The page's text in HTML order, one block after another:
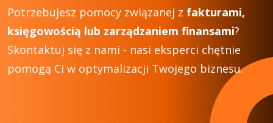
Potrzebujesz pomocy związanej z fakturami,
księgowością lub zarządzaniem finansami?
Skontaktuj się z nami - nasi eksperci chętnie
pomogą Ci w optymalizacji Twojego biznesu.